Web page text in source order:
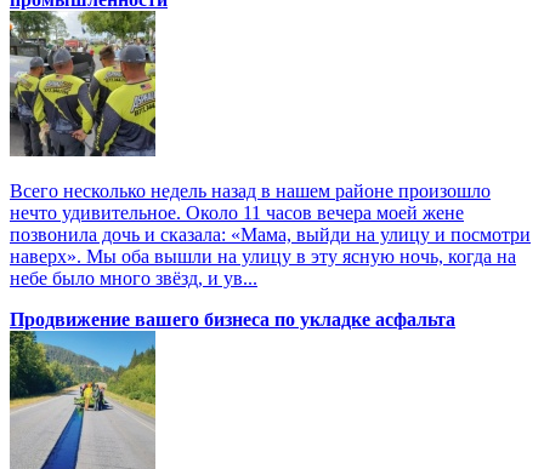
Всего несколько недель назад в нашем районе произошло
нечто удивительное. Около 11 часов вечера моей жене
позвонила дочь и сказала: «Мама, выйди на улицу и посмотри
наверх». Мы оба вышли на улицу в эту ясную ночь, когда на
небе было много звёзд, и ув...
Продвижение вашего бизнеса по укладке асфальта